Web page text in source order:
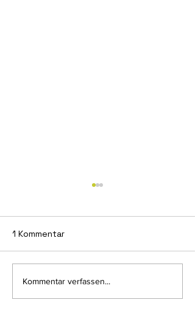
WEHENDES
WILLKOMMEN ZUM
1 Kommentar
Kommentar verfassen...